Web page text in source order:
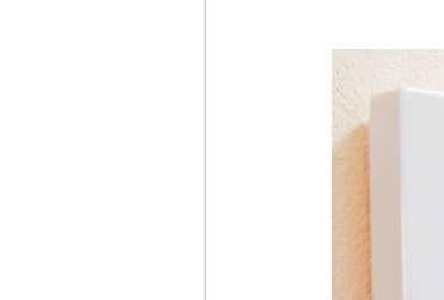
サラリーマン大家さんを応援
ム、大家さん自ら行うネット
on書籍出版、多拠点居住の暮